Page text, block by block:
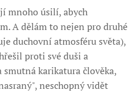
mnoho úsilí, abych
A dělám to nejen pro druhé
duchovní atmosféru světa),
proti své duši a
smutná karikatura člověka,
neschopný vidět